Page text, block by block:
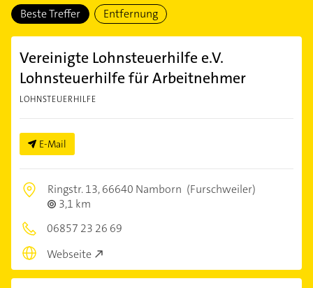
Beste Treffer Entfernung
Vereinigte Lohnsteuerhilfe e.V.
Lohnsteuerhilfe für Arbeitnehmer
LOHNSTEUERHILFE
E-Mail
Ringstr. 13,66640 Namborn (Furschweiler)
3,1 km
06857 23 26 69
Webseite